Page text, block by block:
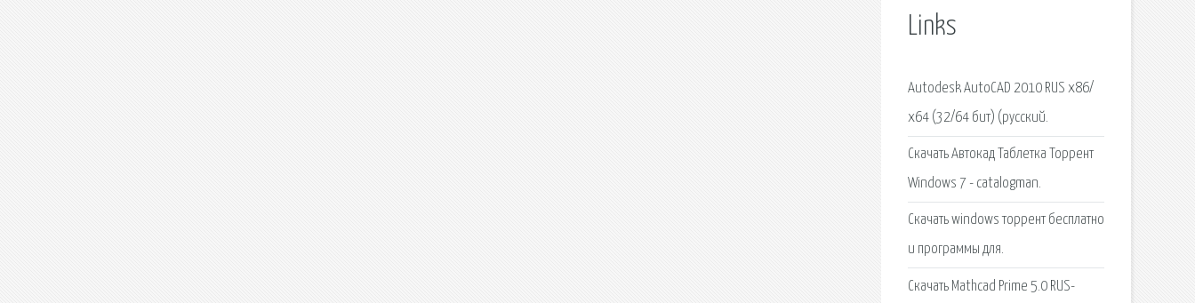
Links
Autodesk AutoCAD 2010 RUS х86/
х64 (32/64 бит) (русский.
Скачать Автокад Таблетка Торрент
Windows 7 - catalogman.
Скачать windows торрент бесплатно
и программы для.
Скачать Mathcad Prime 5.0 RUS-